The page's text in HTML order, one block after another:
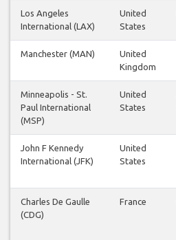
Los Angeles
International (LAX)
United
States
Manchester (MAN)
United
Kingdom
Minneapolis - St.
Paul International
(MSP)
United
States
John F Kennedy
International (JFK)
United
States
Charles De Gaulle
(CDG)
France